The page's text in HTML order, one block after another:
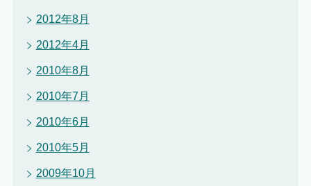
2012年8月
2012年4月
2010年8月
2010年7月
2010年6月
2010年5月
2009年10月